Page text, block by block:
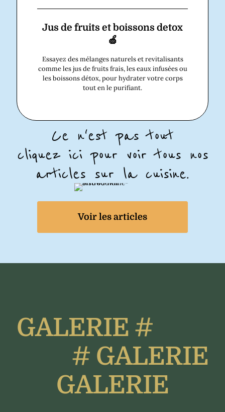
Jus de fruits et boissons detox
🍏
Essayez des mélanges naturels et revitalisants
comme les jus de fruits frais, les eaux infusées ou
les boissons détox, pour hydrater votre corps
tout en le purifiant.
Ce n'est pas tout
cliquez ici pour voir tous nos
articles sur la cuisine.
Voir les articles
GALERIE #
# GALERIE
GALERIE